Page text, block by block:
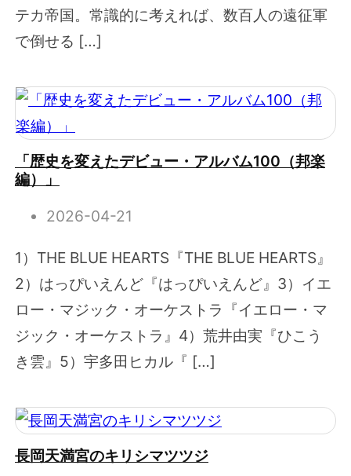
テカ帝国。常識的に考えれば、数百人の遠征軍
で倒せる […]
「歴史を変えたデビュー・アルバム100（邦楽
編）」
2026-04-21
1）THE BLUE HEARTS『THE BLUE HEARTS』
2）はっぴいえんど『はっぴいえんど』3）イエ
ロー・マジック・オーケストラ『イエロー・マ
ジック・オーケストラ』4）荒井由実『ひこう
き雲』5）宇多田ヒカル『 […]
長岡天満宮のキリシマツツジ